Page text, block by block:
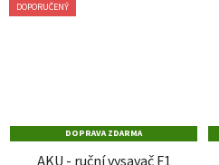
DOPORUČENÝ
DOPRAVA ZDARMA